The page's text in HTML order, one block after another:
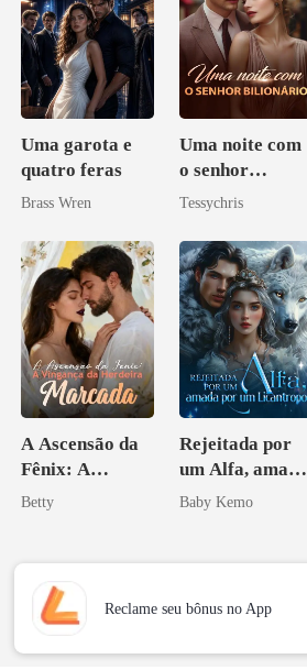
Uma garota e
quatro feras
Brass Wren
Uma noite com
o senhor
Bilionário
Tessychris
A Ascensão da
Fênix: A
Vingança da
Betty
Rejeitada por
um Alfa, amada
por um
Baby Kemo
Reclame seu bônus no App